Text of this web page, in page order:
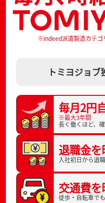
※indeed派遣製造カテゴ
トミヨジョ
毎月2円
※最大3年間
長く働くほど、
退職金を
入社初日から退
交通費を
徒歩・自転車でも